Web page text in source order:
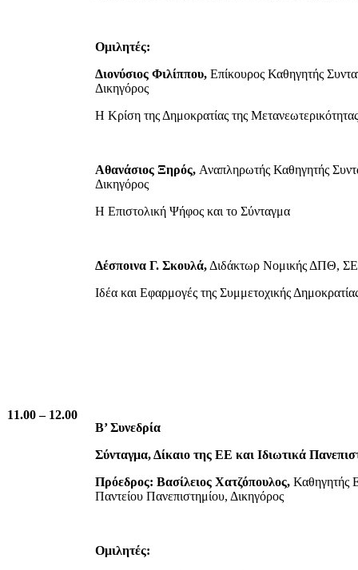
Ομιλητές:
Διονύσιος Φιλίππου, Επίκουρος Καθηγητής
Δικηγόρος
H Κρίση της Δημοκρατίας της Μετανεωτερικότητας
Αθανάσιος Ξηρός, Αναπληρωτής Καθηγητής
Δικηγόρος
Η Επιστολική Ψήφος και το Σύνταγμα
Δέσποινα Γ. Σκουλά, Διδάκτωρ Νομικής ΔΠΘ,
Ιδέα και Εφαρμογές της Συμμετοχικής
11.00 – 12.00
Β’ Συνεδρία
Σύνταγμα, Δίκαιο της ΕΕ και Ιδιωτικά
Πρόεδρος: Βασίλειος Χατζόπουλος, Καθηγητής
Παντείου Πανεπιστημίου, Δικηγόρος
Ομιλητές: